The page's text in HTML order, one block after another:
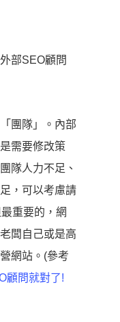
部SEO顧問
團隊」。內部
需要修改策
隊人力不足、
，可以考慮請
重要的，網
闆自己或是高
網站。(參考
顧問就對了!